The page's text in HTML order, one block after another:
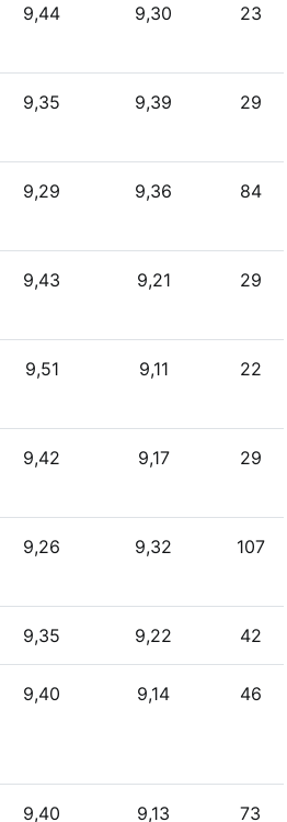
9,44 9,30 23
9,35 9,39 29
9,29 9,36 84
9,43 9,21 29
9,51 9,11 22
9,42 9,17 29
9,26 9,32 107
9,35 9,22 42
9,40 9,14 46
9,40 9,13 73